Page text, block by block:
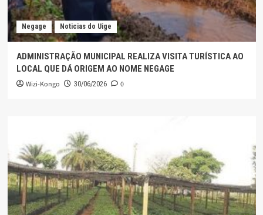
Negage Noticias do Uige
ADMINISTRAÇÃO MUNICIPAL REALIZA VISITA TURÍSTICA AO
LOCAL QUE DÁ ORIGEM AO NOME NEGAGE
Wizi-Kongo 30/06/2026 0